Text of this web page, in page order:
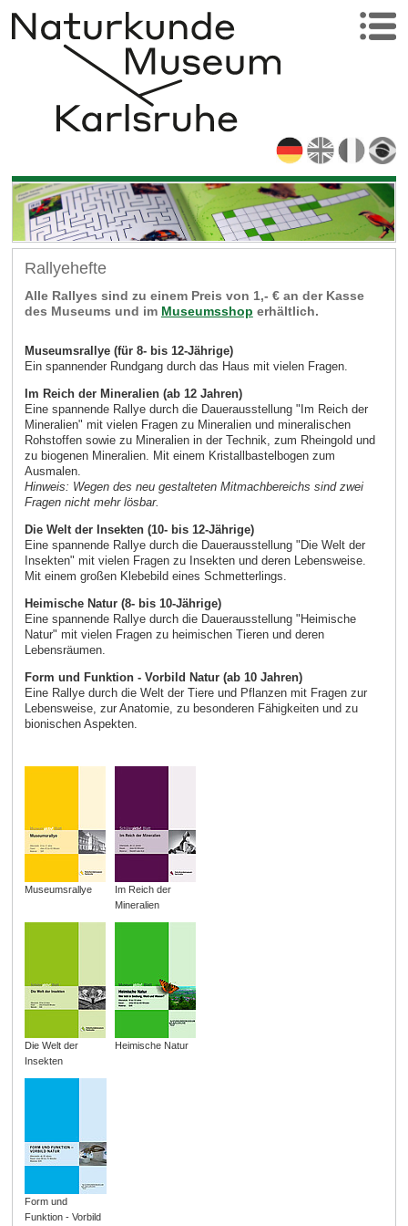
Rallyehefte
Alle Rallyes sind zu einem Preis von 1,- € an der Kasse
des Museums und im Museumsshop erhältlich.
Museumsrallye (für 8- bis 12-Jährige)
Ein spannender Rundgang durch das Haus mit vielen Fragen.
Im Reich der Mineralien (ab 12 Jahren)
Eine spannende Rallye durch die Dauerausstellung "Im Reich der
Mineralien" mit vielen Fragen zu Mineralien und mineralischen
Rohstoffen sowie zu Mineralien in der Technik, zum Rheingold und
zu biogenen Mineralien. Mit einem Kristallbastelbogen zum
Ausmalen.
Hinweis: Wegen des neu gestalteten Mitmachbereichs sind zwei
Fragen nicht mehr lösbar.
Die Welt der Insekten (10- bis 12-Jährige)
Eine spannende Rallye durch die Dauerausstellung "Die Welt der
Insekten" mit vielen Fragen zu Insekten und deren Lebensweise.
Mit einem großen Klebebild eines Schmetterlings.
Heimische Natur (8- bis 10-Jährige)
Eine spannende Rallye durch die Dauerausstellung "Heimische
Natur" mit vielen Fragen zu heimischen Tieren und deren
Lebensräumen.
Form und Funktion - Vorbild Natur (ab 10 Jahren)
Eine Rallye durch die Welt der Tiere und Pflanzen mit Fragen zur
Lebensweise, zur Anatomie, zu besonderen Fähigkeiten und zu
bionischen Aspekten.
Museumsrallye
Im Reich der
Mineralien
Die Welt der
Insekten
Heimische Natur
Form und
Funktion - Vorbild